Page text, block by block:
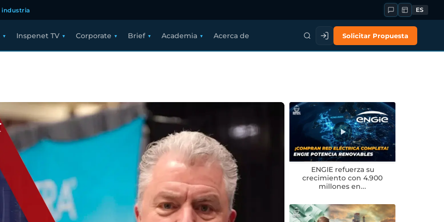
industria ES
Inspenet TV Corporate Brief Academia Acerca de Solicitar Propuesta
ENGIE refuerza su
crecimiento con 4.900
millones en…